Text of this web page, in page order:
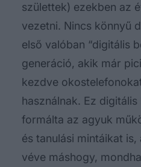
születtek) ezekben az
vezetni. Nincs könnyű
első valóban “digitális
generáció, akik már
kezdve
használnak. Ez
formálta az agyuk
és tanulási mintáikat
véve máshogy,